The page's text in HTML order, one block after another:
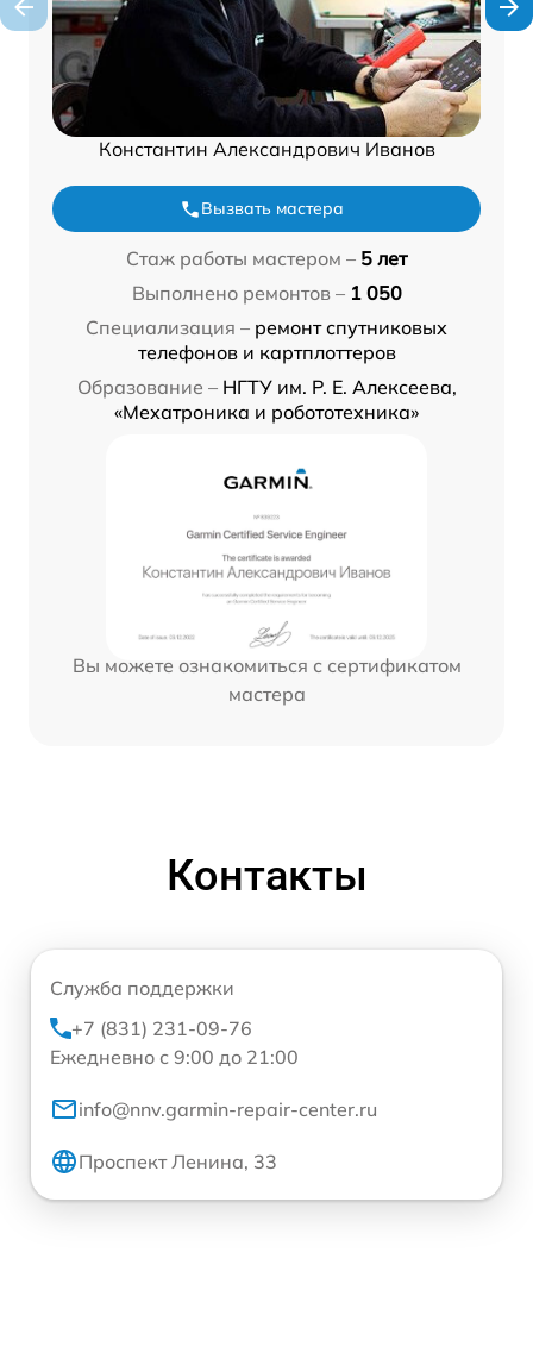
Константин Александрович Иванов
Вызвать мастера
Стаж работы мастером – 5 лет
Выполнено ремонтов – 1 050
Специализация – ремонт спутниковых
телефонов и картплоттеров
Образование – НГТУ им. Р. Е. Алексеева,
«Мехатроника и робототехника»
Вы можете ознакомиться с сертификатом
мастера
Контакты
Служба поддержки
+7 (831) 231-09-76
Ежедневно с 9:00 до 21:00
info@nnv.garmin-repair-center.ru
Проспект Ленина, 33